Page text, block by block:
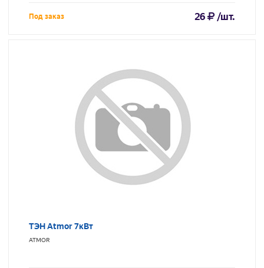
Под заказ 26 /шт.
ТЭН Atmor 7кВт
ATMOR